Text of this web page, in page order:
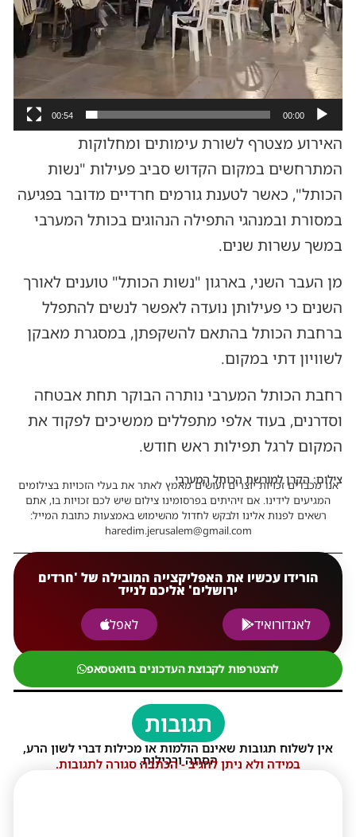
00:00
00:54
האירוע מצטרף לשורת עימותים ומחלוקות
המתרחשים במקום הקדוש סביב פעילות "נשות
הכותל", כאשר לטענת גורמים חרדיים מדובר בפגיעה
במסורת ובמנהגי התפילה הנהוגים בכותל המערבי
במשך עשרות שנים.
מן העבר השני, בארגון "נשות הכותל" טוענים לאורך
השנים כי פעילותן נועדה לאפשר לנשים להתפלל
ברחבת הכותל בהתאם להשקפתן, במסגרת מאבקן
לשוויון דתי במקום.
רחבת הכותל המערבי נותרה הבוקר תחת אבטחה
וסדרנים, בעוד אלפי מתפללים ממשיכים לפקוד את
המקום לרגל תפילות ראש חודש.
צילום: הקרן למורשת הכותל המערבי
אנו מכבדים זכויות יוצרים ועושים מאמץ לאתר את בעלי הזכויות בצילומים
המגיעים לידינו. אם זיהיתים בפרסומינו צילום שיש לכם זכויות בו, אתם
רשאים לפנות אלינו ולבקש לחדול מהשימוש באמצעות כתובת המייל:
haredim.jerusalem@gmail.com
הורידו עכשיו את האפליקצייה המובילה של 'חרדים
ירושלים' אליכם לנייד
לאנדורואיד
לאפל
להצטרפות לקבוצת העדכונים בוואטסאפ
תגובות
אין לשלוח תגובות שאינם הולמות או מכילות דברי לשון הרע,
הסתה ורכילות.
במידה ולא ניתן להגיב - הכתבה סגורה לתגובות.